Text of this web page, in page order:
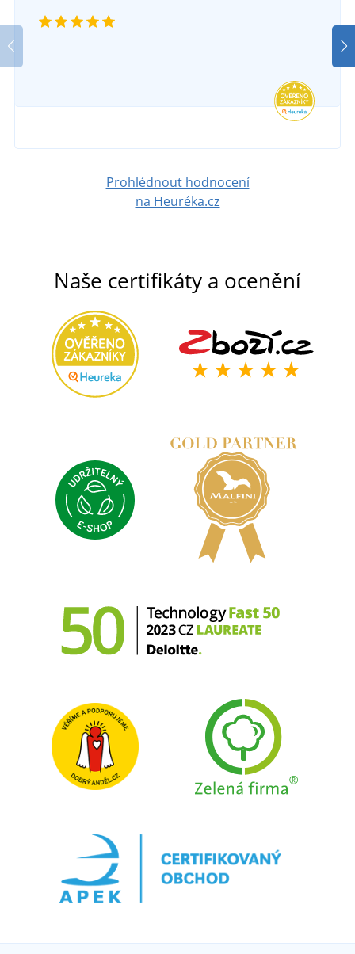
Prohlédnout hodnocení
na Heuréka.cz
Naše certifikáty a ocenění